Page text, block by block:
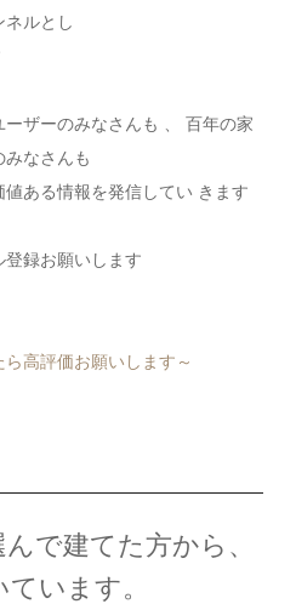
ネルとし
ザーのみなさんも 、 百年の家
なさんも
ある情報を発信してい きます
登録お願いします
高評価お願いします～
んで建てた方から、
います。